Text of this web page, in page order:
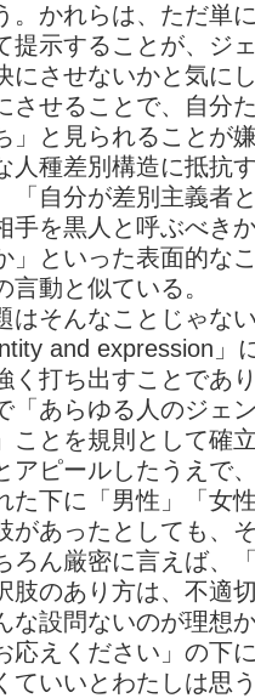
。かれらは、ただ単
提示することが、ジ
にさせないかと気に
させることで、自分
」と見られることが
人種差別構造に抵抗
「自分が差別主義者
手を黒人と呼ぶべき
」といった表面的な
言動と似ている。
はそんなことじゃな
and expression」
く打ち出すことであ
「あらゆる人のジェ
ことを規則として確
アピールしたうえで
た下に「男性」「女
があったとしても、
ろん厳密に言えば、
肢のあり方は、不適
な設問ないのが理想
応えください」の下
ていいとわたしは思